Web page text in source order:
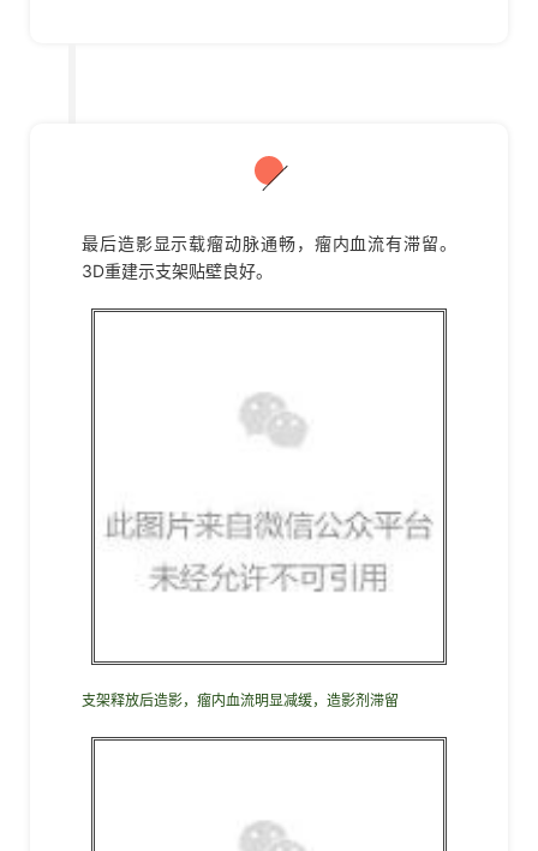
09
最后造影显示载瘤动脉通畅，瘤内血流有滞留。
3D重建示支架贴壁良好。
支架释放后造影，瘤内血流明显减缓，造影剂滞留